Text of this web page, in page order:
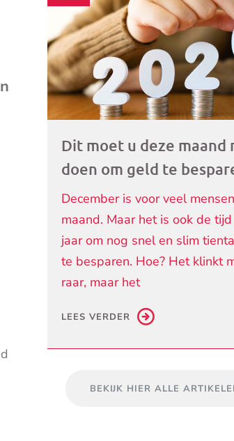
mailprogramma)
Dit moet u deze maand
doen om geld te
December is voor veel
maand. Maar het is ook de
jaar om nog snel en slim
te besparen. Hoe? Het klinkt
raar, maar het
LEES VERDER
BEKIJK HIER ALLE